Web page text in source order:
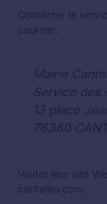
Contacter le
courrier :
Mairie
Service des
13 place
76380
Visiter leur site
canteleu.com